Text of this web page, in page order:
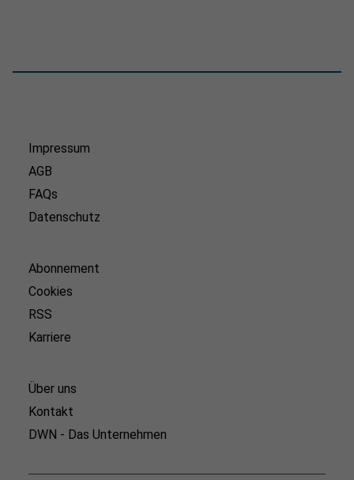
Impressum
AGB
FAQs
Datenschutz
Abonnement
Cookies
RSS
Karriere
Über uns
Kontakt
DWN - Das Unternehmen